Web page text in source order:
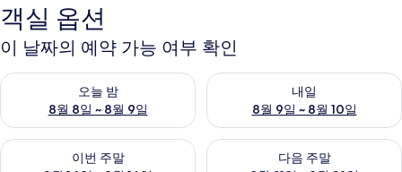
객실 옵션
이 날짜의 예약 가능 여부 확인
오늘 밤
8월 8일 ~ 8월 9일
오늘 밤 예약 가능 여부 확인, 8월 8일 ~ 8월 9일
내일
8월 9일 ~ 8월 10일
내일 예약 가능 여부 확인, 8월
이번 주말
이번 주말 예약 가능 여부 확인, 8월 14일 ~ 8월 16일
다음 주말
다음 주말 예약 가능 여부 확인